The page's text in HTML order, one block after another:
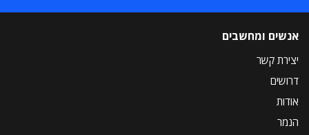
אנשים ומחשבים
יצירת קשר
דרושים
אודות
הנמר